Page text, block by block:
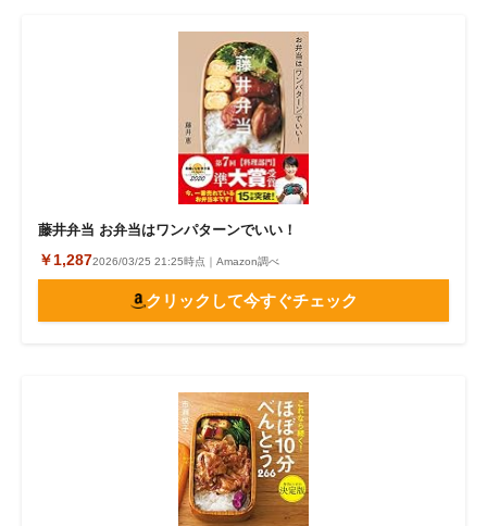
藤井弁当 お弁当はワンパターンでいい！
￥1,2872026/03/25 21:25時点｜Amazon調べ
クリックして今すぐチェック